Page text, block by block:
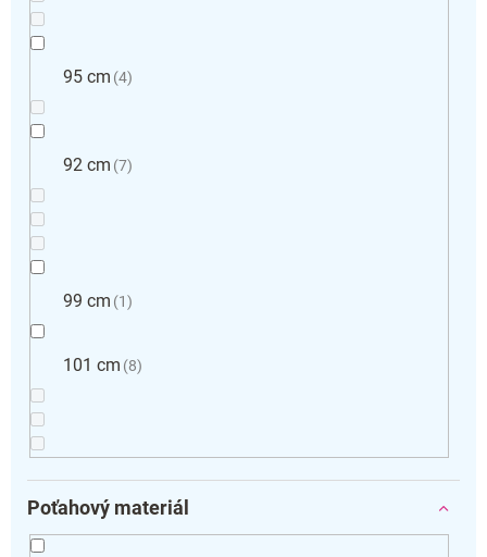
95 cm 4
92 cm 7
99 cm 1
101 cm 8
Poťahový materiál